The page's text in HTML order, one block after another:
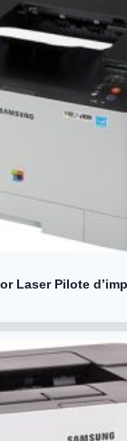
Laser Pilote